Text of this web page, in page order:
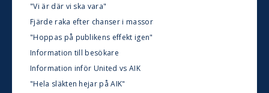
"Vi är där vi ska vara"
Fjärde raka efter chanser i massor
"Hoppas på publikens effekt igen"
Information till besökare
Information inför United vs AIK
"Hela släkten hejar på AIK"